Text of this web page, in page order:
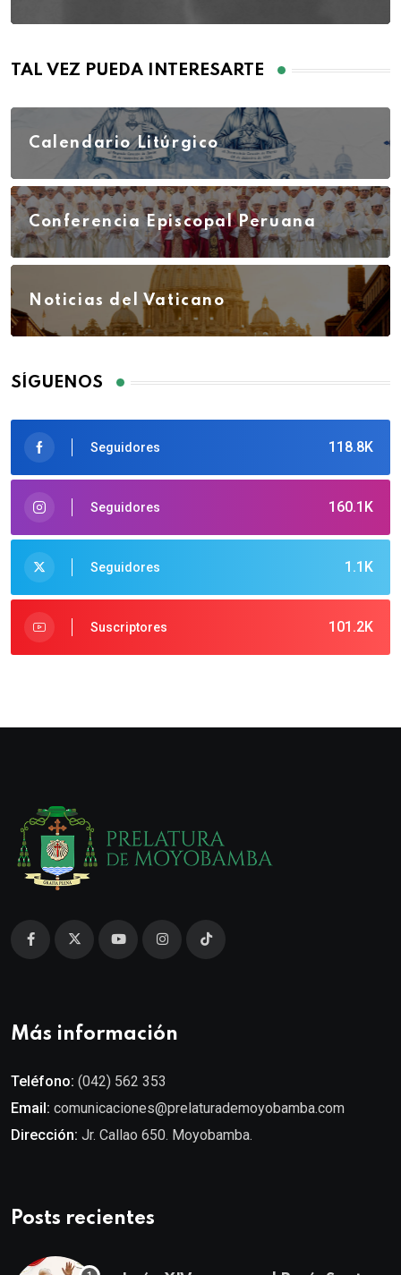
TAL VEZ PUEDA INTERESARTE
Calendario Litúrgico
Conferencia Episcopal Peruana
Noticias del Vaticano
SÍGUENOS
118.8K
Seguidores
160.1K
Seguidores
1.1K
Seguidores
101.2K
Suscriptores
Más información
Teléfono: (042) 562 353
Email: comunicaciones@prelaturademoyobamba.com
Dirección: Jr. Callao 650. Moyobamba.
Posts recientes